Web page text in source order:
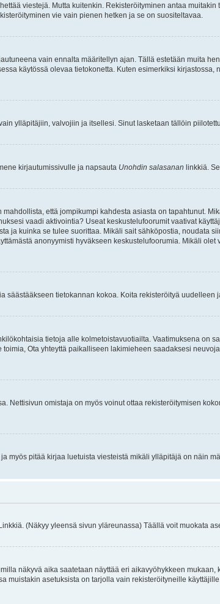
viestejä. Mutta kuitenkin. Rekisteröityminen antaa
vie vain pienen hetken ja se on suositeltavaa.
vain ennalta määritellyn ajan. Tällä estetään muita
käytössä olevaa tietokonetta. Kuten esimerkiksi kirjastossa,
ylläpitäjiin, valvojiin ja itsellesi. Sinut lasketaan tällöin
kirjautumissivulle ja napsauta Unohdin salasanan linkkiä.
että jompikumpi kahdesta asiasta on tapahtunut.
vaadi aktivointia? Useat keskustelufoorumit vaativat
kuinka se tulee suorittaa. Mikäli sait sähköpostia, noudata
anonyymisti hyväkseen keskustelufoorumia. Mikäli olet
tietokannan kokoa. Koita rekisteröityä uudelleen
tietoja alle kolmetoistavuotiailta. Vaatimuksena on
Ota yhteyttä paikalliseen lakimieheen saadaksesi
omistaja on myös voinut ottaa rekisteröitymisen
myös pitää kirjaa luetuista viesteistä mikäli ylläpitäjä on näin
(Näkyy yleensä sivun yläreunassa) Täällä voit muokata
näkyvä aika saatetaan näyttää eri aikavyöhykkeen mukaan,
asetuksista on tarjolla vain rekisteröityneille